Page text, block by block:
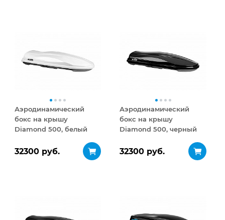
Аэродинамический
бокс на крышу
Diamond 500, белый
32300 руб.
Аэродинамический
бокс на крышу
Diamond 500, черный
32300 руб.